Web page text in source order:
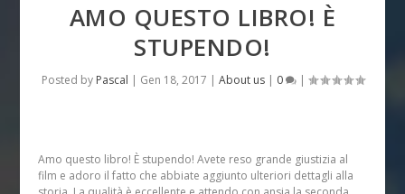
AMO QUESTO LIBRO! È
STUPENDO!
Posted by Pascal | Gen 18, 2017 | About us| 0 |
Amo questo libro! È stupendo! Avete reso grande giustizia al
film e adoro il fatto che abbiate aggiunto ulteriori dettagli alla